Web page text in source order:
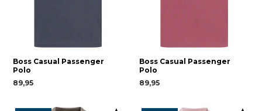
Boss Casual Passenger
Polo
89,95
Boss Casual Passenger
Polo
89,95